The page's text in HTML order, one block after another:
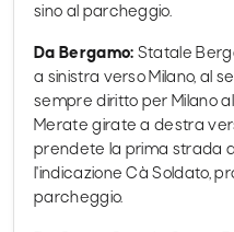
sino al parcheggio.
Da Bergamo: Statale
a sinistra verso Milano, al
sempre diritto per Milano
Merate girate a destra
prendete la prima strada
l'indicazione Cà Soldato,
parcheggio.